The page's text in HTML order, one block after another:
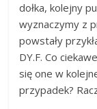
dołka, kolejny
wyznaczymy z
powstały
DY.F. Co
się one w
przypadek?